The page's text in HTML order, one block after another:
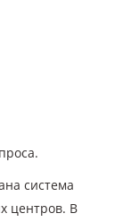
система
центров. В